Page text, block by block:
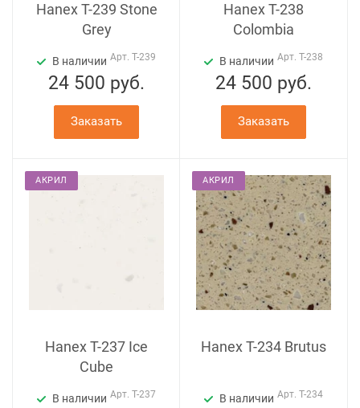
Hanex T-239 Stone
Grey
В наличии Арт. T-239
24 500 руб.
Заказать
Hanex T-238
Colombia
В наличии Арт. T-238
24 500 руб.
Заказать
АКРИЛ
Hanex T-237 Ice
Cube
В наличии Арт. T-237
АКРИЛ
Hanex T-234 Brutus
В наличии Арт. T-234